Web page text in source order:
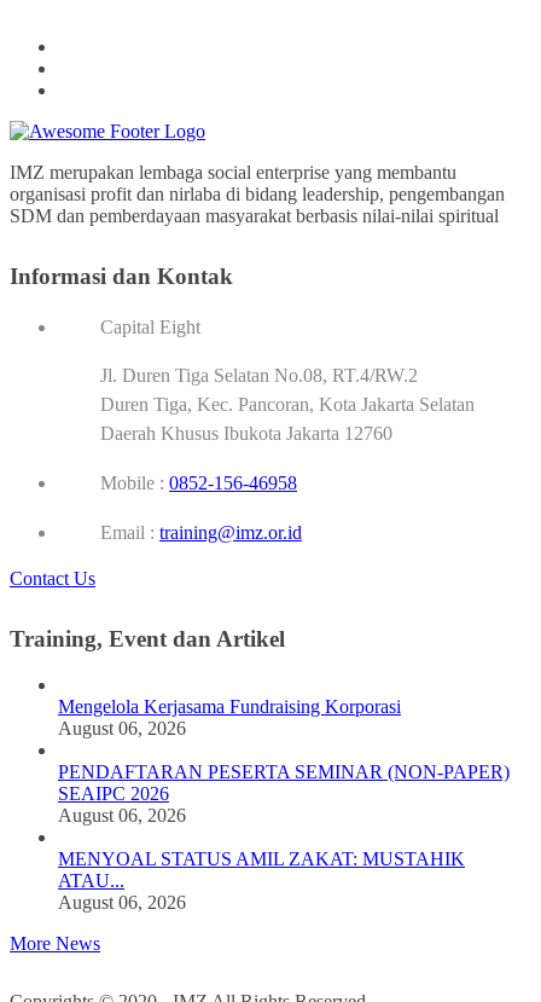
IMZ merupakan lembaga social enterprise yang membantu
organisasi profit dan nirlaba di bidang leadership, pengembangan
SDM dan pemberdayaan masyarakat berbasis nilai-nilai spiritual
Informasi dan Kontak
Capital Eight
Jl. Duren Tiga Selatan No.08, RT.4/RW.2
Duren Tiga, Kec. Pancoran, Kota Jakarta Selatan
Daerah Khusus Ibukota Jakarta 12760
Mobile : 0852-156-46958
Email : training@imz.or.id
Contact Us
Training, Event dan Artikel
Mengelola Kerjasama Fundraising Korporasi
August 06, 2026
PENDAFTARAN PESERTA SEMINAR (NON-PAPER)
SEAIPC 2026
August 06, 2026
MENYOAL STATUS AMIL ZAKAT: MUSTAHIK
ATAU...
August 06, 2026
More News